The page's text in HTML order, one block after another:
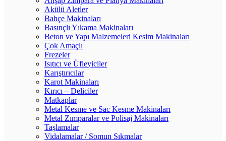
Akülü Aletler
Bahçe Makinaları
Basınçlı Yıkama Makinaları
Beton ve Yapı Malzemeleri Kesim Makinaları
Çok Amaçlı
Frezeler
Isıtıcı ve Üfleyiciler
Karıştırıcılar
Karot Makinaları
Kırıcı – Deliciler
Matkaplar
Metal Kesme ve Sac Kesme Makinaları
Metal Zımparalar ve Polisaj Makinaları
Taşlamalar
Vidalamalar / Somun Sıkmalar